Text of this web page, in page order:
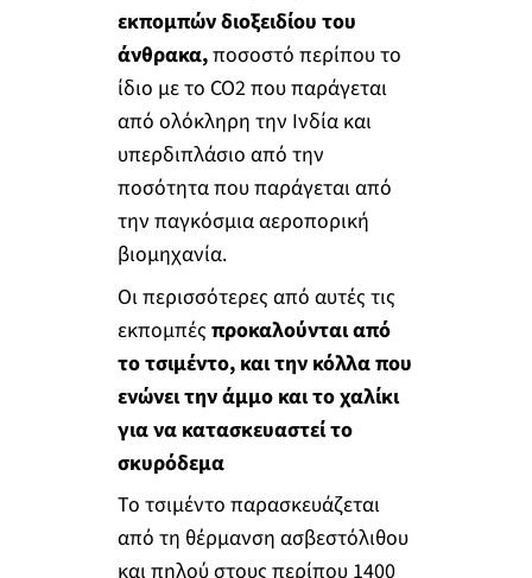
εκπομπών διοξειδίου του
άνθρακα,ποσοστό περίπου το
ίδιο με το CO2 που παράγεται
από ολόκληρη την Ινδία και
υπερδιπλάσιο από την
ποσότητα που παράγεται από
την παγκόσμια αεροπορική
βιομηχανία.
Οι περισσότερες από αυτές τις
εκπομπές προκαλούνται από
το τσιμέντο, και την κόλλα που
ενώνει την άμμο και το χαλίκι
για να κατασκευαστεί το
σκυρόδεμα
Το τσιμέντο παρασκευάζεται
από τη θέρμανση ασβεστόλιθου
και πηλού στους περίπου 1400